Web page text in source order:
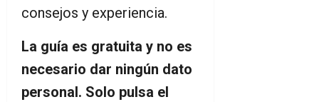
consejos y experiencia.
La guía es gratuita y no es
necesario dar ningún dato
personal. Solo pulsa el